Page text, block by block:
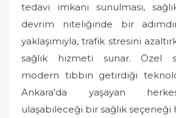
tedavi imkanı sunulması,
devrim niteliğinde bir
yaklaşımıyla, trafik stresini
sağlık hizmeti sunar. Özel
modern tıbbın getirdiği
Ankara'da yaşayan
ulaşabileceği bir sağlık seçeneği